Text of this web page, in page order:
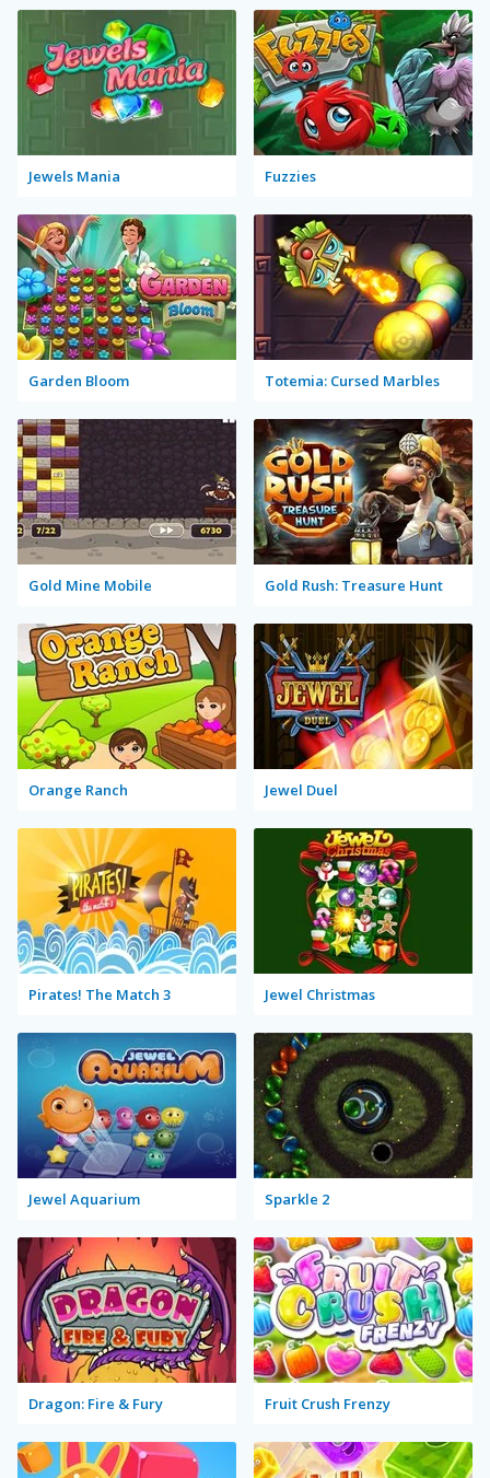
Jewels Mania Fuzzies
Garden Bloom Totemia: Cursed Marbles
Gold Mine Mobile Gold Rush: Treasure Hunt
Orange Ranch Jewel Duel
Pirates! The Match 3 Jewel Christmas
Jewel Aquarium Sparkle 2
Dragon: Fire & Fury Fruit Crush Frenzy